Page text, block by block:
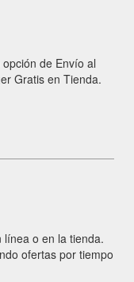
de Envío al
Gratis en Tienda.
o en la tienda.
ofertas por tiempo